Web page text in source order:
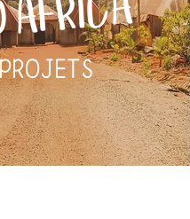
AFRICA
PROJETS